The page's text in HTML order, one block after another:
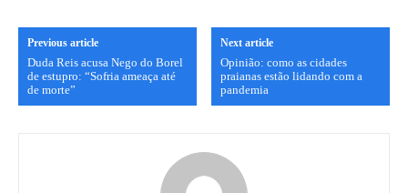
Previous article
Duda Reis acusa Nego do Borel
de estupro: “Sofria ameaça até
de morte”
Next article
Opinião: como as cidades
praianas estão lidando com a
pandemia